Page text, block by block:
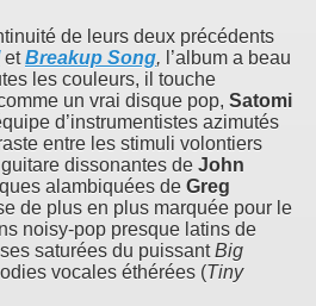
de leurs deux précédents
etBreakup Song, l’album a beau
les couleurs, il touche
un vrai disque pop, Satomi
d’instrumentistes azimutés
entre les stimuli volontiers
dissonantes de John
alambiquées de Greg
de plus en plus marquée pour le
noisy-pop presque latins de
saturées du puissantBig
vocales éthérées (Tiny